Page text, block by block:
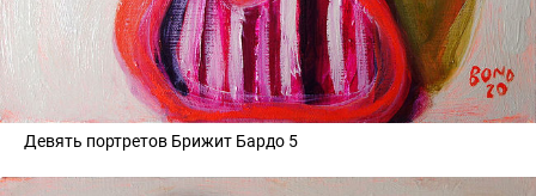
Девять портретов Брижит Бардо 5